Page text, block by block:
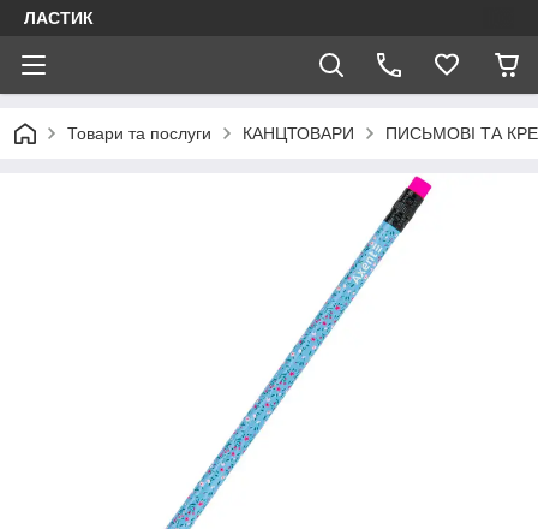
ЛАСТИК
Товари та послуги КАНЦТОВАРИ ПИСЬМОВІ ТА